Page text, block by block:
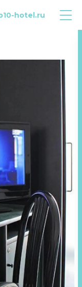
hotel.ru